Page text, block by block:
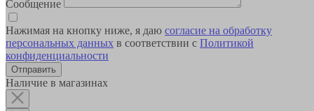
Сообщение
Нажимая на кнопку ниже, я даю согласие на обработку
персональных данных в соответствии с Политикой
конфиденциальности
Наличие в магазинах